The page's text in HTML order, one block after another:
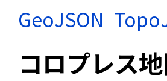
GeoJSON
コロプレス